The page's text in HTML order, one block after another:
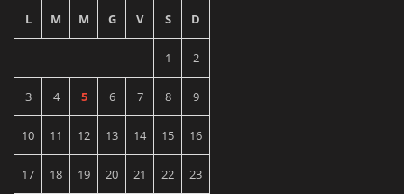
L M M G V S D
1 2
3 4 5 6 7 8 9
10 11 12 13 14 15 16
17 18 19 20 21 22 23